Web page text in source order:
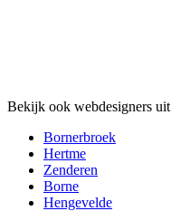
Bekijk ook webdesigners uit
Bornerbroek
Hertme
Zenderen
Borne
Hengevelde